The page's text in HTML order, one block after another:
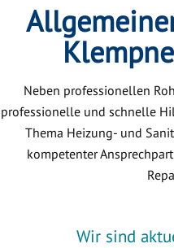
Neben professionellen
professionelle und schnelle
Thema Heizung- und
kompetenter
Wir sind